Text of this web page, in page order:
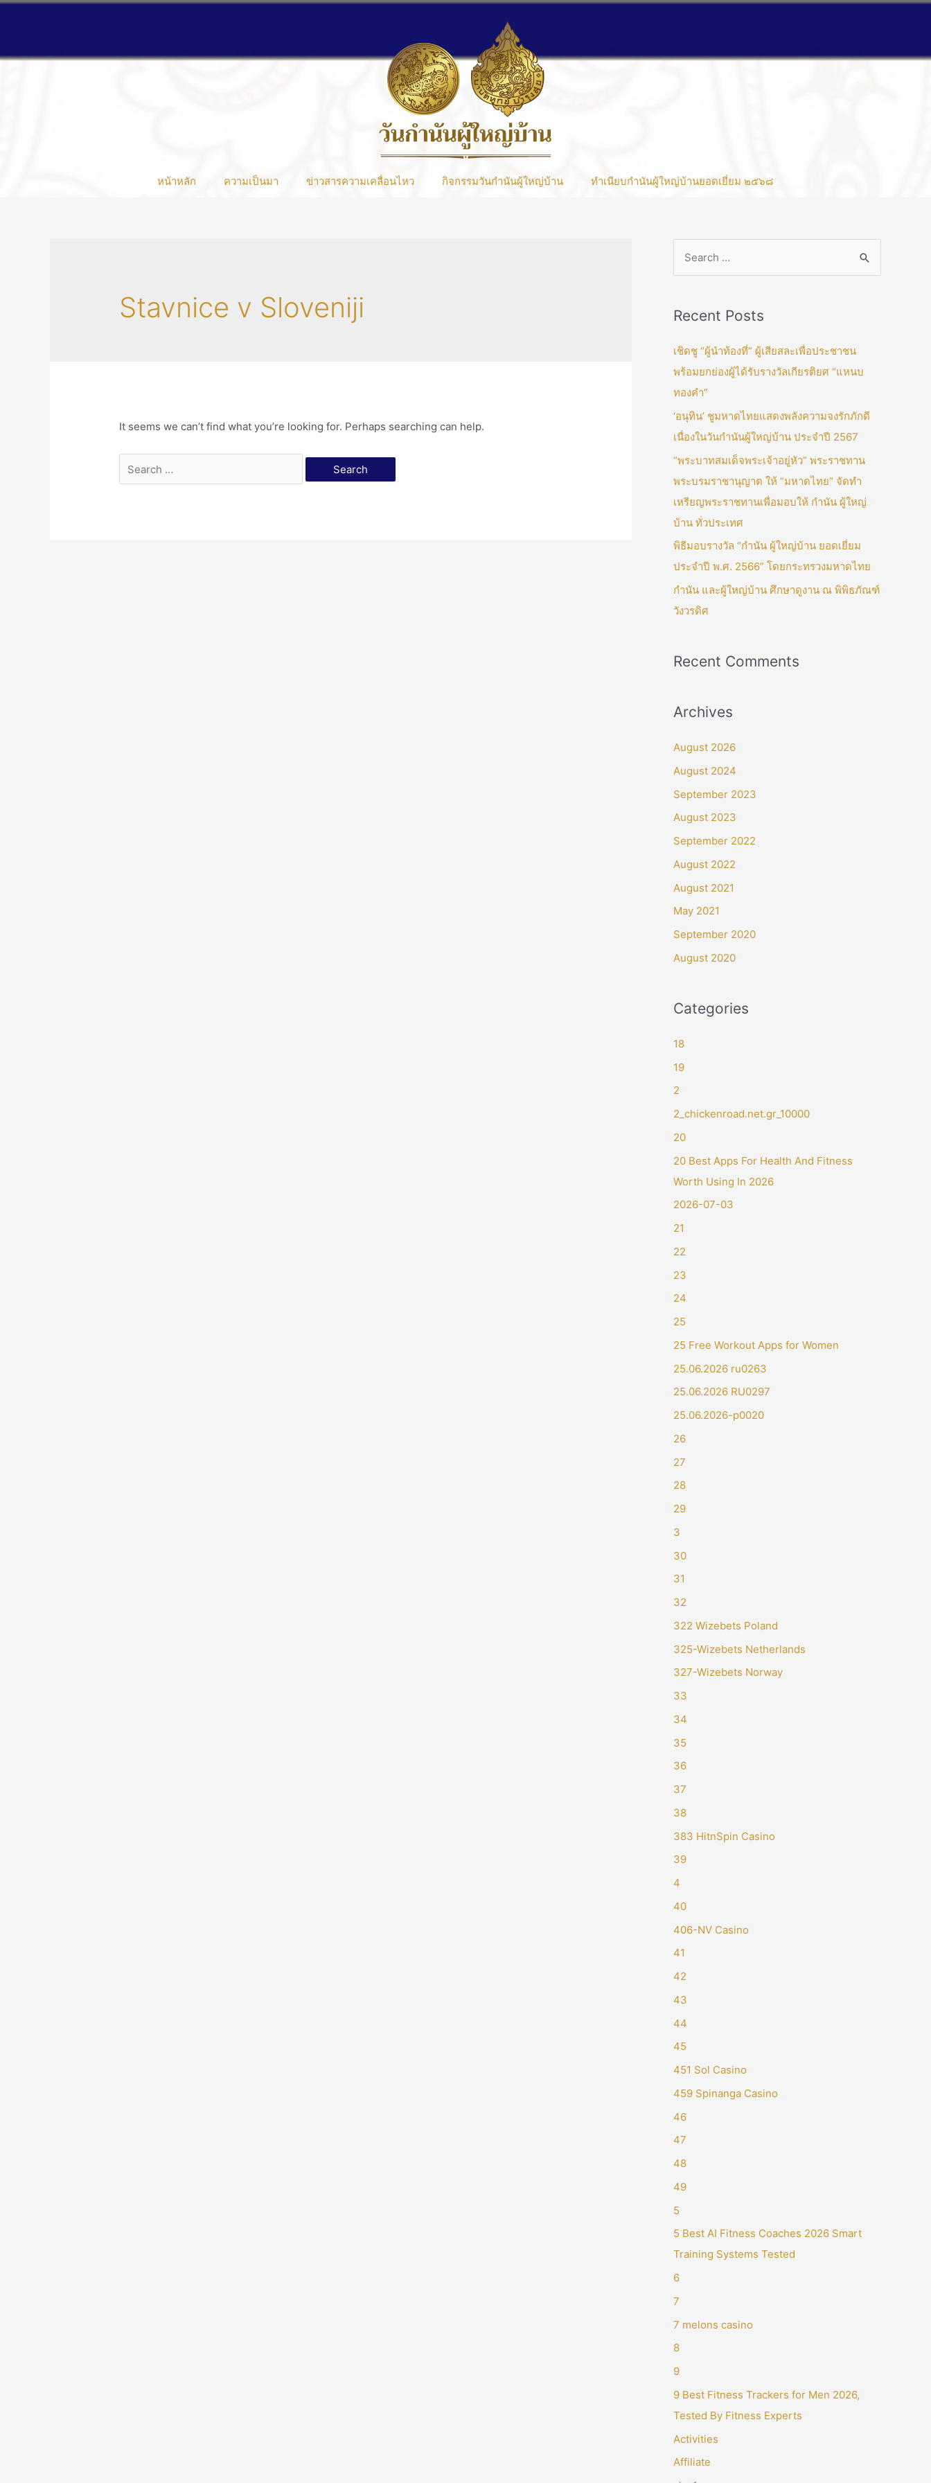
หน้าหลัก ความเป็นมา ข่าวสารความเคลื่อนไหว กิจกรรมวันกำนันผู้ใหญ่บ้าน ทำเนียบกำนันผู้ใหญ่บ้านยอดเยี่ยม ๒๕๖๘
Stavnice v Sloveniji
It seems we can’t find what you’re looking for. Perhaps searching can help.
Recent Posts
เชิดชู “ผู้นำท้องที่” ผู้เสียสละเพื่อประชาชน
พร้อมยกย่องผู้ได้รับรางวัลเกียรติยศ “แหนบ
ทองคำ”
‘อนุทิน’ ชูมหาดไทยแสดงพลังความจงรักภักดี
เนื่องในวันกำนันผู้ใหญ่บ้าน ประจำปี 2567
“พระบาทสมเด็จพระเจ้าอยู่หัว” พระราชทาน
พระบรมราชานุญาต ให้ “มหาดไทย” จัดทำ
เหรียญพระราชทานเพื่อมอบให้ กำนัน ผู้ใหญ่
บ้าน ทั่วประเทศ
พิธีมอบรางวัล “กำนัน ผู้ใหญ่บ้าน ยอดเยี่ยม
ประจำปี พ.ศ. 2566” โดยกระทรวงมหาดไทย
กำนัน และผู้ใหญ่บ้าน ศึกษาดูงาน ณ พิพิธภัณฑ์
วังวรดิศ
Recent Comments
Archives
August 2026
August 2024
September 2023
August 2023
September 2022
August 2022
August 2021
May 2021
September 2020
August 2020
Categories
18
19
2
2_chickenroad.net.gr_10000
20
20 Best Apps For Health And Fitness
Worth Using In 2026
2026-07-03
21
22
23
24
25
25 Free Workout Apps for Women
25.06.2026 ru0263
25.06.2026 RU0297
25.06.2026-p0020
26
27
28
29
3
30
31
32
322 Wizebets Poland
325-Wizebets Netherlands
327-Wizebets Norway
33
34
35
36
37
38
383 HitnSpin Casino
39
4
40
406-NV Casino
41
42
43
44
45
451 Sol Casino
459 Spinanga Casino
46
47
48
49
5
5 Best AI Fitness Coaches 2026 Smart
Training Systems Tested
6
7
7 melons casino
8
9
9 Best Fitness Trackers for Men 2026,
Tested By Fitness Experts
Activities
Affiliate